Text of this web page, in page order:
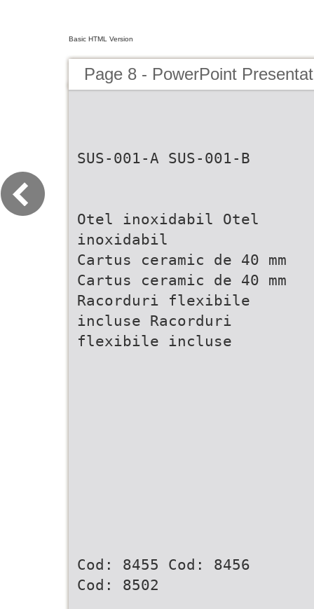
Basic HTML Version
Page 8 - PowerPoint
SUS-001-A SUS-001-B
Otel inoxidabil Otel
inoxidabil
Cartus ceramic de 40 mm
Cartus ceramic de 40 mm
Racorduri flexibile
incluse Racorduri
flexibile incluse
Cod: 8455 Cod: 8456
Cod: 8502